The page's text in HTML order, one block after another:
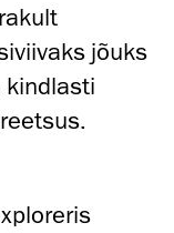
jõuks